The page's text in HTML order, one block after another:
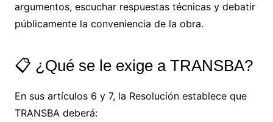
argumentos, escuchar respuestas técnicas y debatir
públicamente la conveniencia de la obra.
📋 ¿Qué se le exige a TRANSBA?
En sus artículos 6 y 7, la Resolución establece que
TRANSBA deberá: